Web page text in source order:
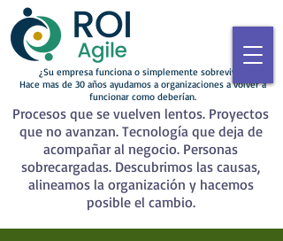
¿Su empresa funciona o simplemente sobrevive?
Hace mas de 30 años ayudamos a organizaciones a volver a
funcionar como deberían.
Procesos que se vuelven lentos. Proyectos
que no avanzan. Tecnología que deja de
acompañar al negocio. Personas
sobrecargadas. Descubrimos las causas,
alineamos la organización y hacemos
posible el cambio.